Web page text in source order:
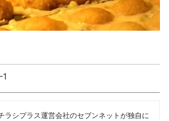
ラシプラス運営会社のセブンネットが独自に